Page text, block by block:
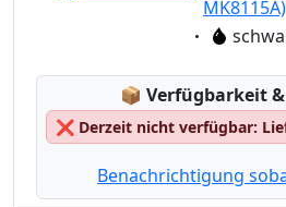
MK8115A)
📦 Lagerstatus:
Verfügbarkeit
❌ Derzeit nicht verfügbar:
Benachrichtigung